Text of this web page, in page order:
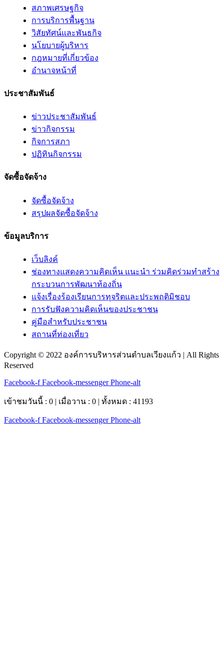
สภาพเศรษฐกิจ
การบริการพื้นฐาน
วิสัยทัศน์และพันธกิจ
นโยบายผู้บริหาร
กฎหมายที่เกี่ยวข้อง
อํานาจหน้าที่
ประชาสัมพันธ์
ข่าวประชาสัมพันธ์
ข่าวกิจกรรม
กิจการสภา
ปฏิทินกิจกรรม
จัดซื้อจัดจ้าง
จัดซื้อจัดจ้าง
สรุปผลจัดซื้อจัดจ้าง
ข้อมูลบริการ
เว็บลิงค์
ช่องทางแสดงความคิดเห็น แนะนำ ร่วมคิดร่วมทำสร้าง
กระบวนการพัฒนาท้องถิ่น
แจ้งเรื่องร้องเรียนการทุจริตและประพฤติมิชอบ
การรับฟังความคิดเห็นของประชาชน
คู่มือสำหรับประชาชน
สถานที่ท่องเที่ยว
Copyright © 2022 องค์การบริหารส่วนตำบลเวียงแก้ว | All Rights
Reserved
Facebook-f Facebook-messenger Phone-alt
เข้าชมวันนี้ : 0 | เมื่อวาน : 0 | ทั้งหมด : 41193
Facebook-f Facebook-messenger Phone-alt